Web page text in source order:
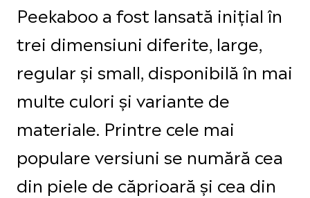
Peekaboo a fost lansată inițial în
trei dimensiuni diferite, large,
regular și small, disponibilă în mai
multe culori și variante de
materiale. Printre cele mai
populare versiuni se numără cea
din piele de căprioară și cea din